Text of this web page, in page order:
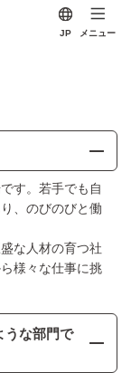
JP メニュー
す。若手でも自
、のびのびと働
な人材の育つ社
様々な仕事に挑
うな部門で